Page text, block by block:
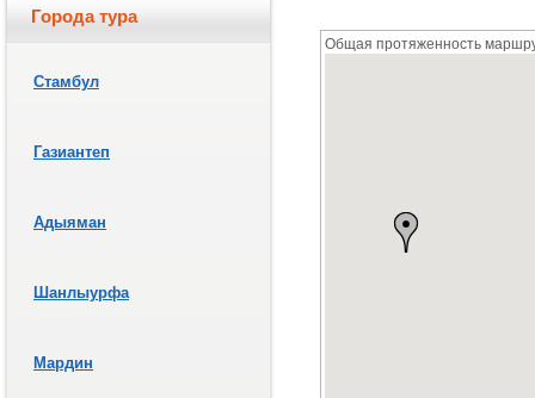
Общая протяженность
Города тура
Стамбул
Газиантеп
Адыяман
Шанлыурфа
Мардин